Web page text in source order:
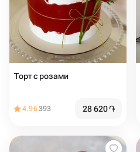
Торт с розами
4.96393 28 620֏